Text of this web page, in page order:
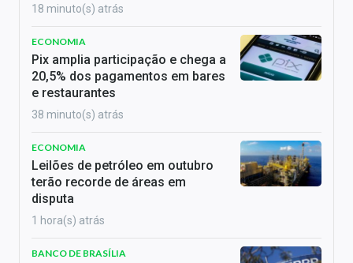
18 minuto(s) atrás
ECONOMIA
Pix amplia participação e chega a
20,5% dos pagamentos em bares
e restaurantes
38 minuto(s) atrás
ECONOMIA
Leilões de petróleo em outubro
terão recorde de áreas em
disputa
1 hora(s) atrás
BANCO DE BRASÍLIA